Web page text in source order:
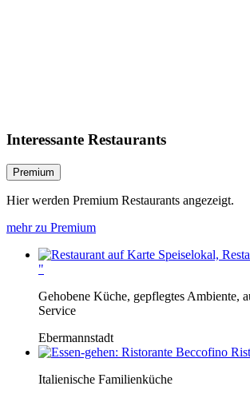
Interessante Restaurants
Premium
Hier werden Premium Restaurants angezeigt.
mehr zu Premium
Speiselokal,
"
Gehobene Küche, gepflegtes Ambiente,
Service
Ebermannstadt
Italienische Familienküche